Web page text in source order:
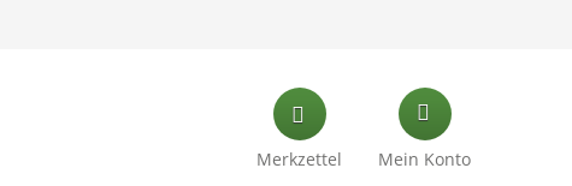
Merkzettel Mein Konto